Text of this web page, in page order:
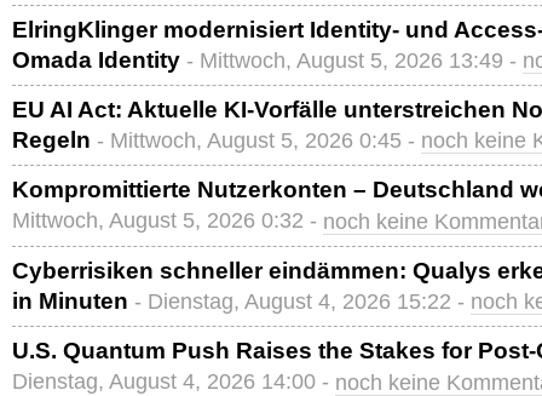
ElringKlinger modernisiert Identity- und
Omada Identity - Mittwoch, August 5, 2026 13:49 -
EU AI Act: Aktuelle KI-Vorfälle unterstreichen
Regeln - Mittwoch, August 5, 2026 0:45 - noch keine
Kompromittierte Nutzerkonten – Deutschland
Mittwoch, August 5, 2026 0:32 - noch keine
Cyberrisiken schneller eindämmen: Qualys
in Minuten - Dienstag, August 4, 2026 15:22 - noch
U.S. Quantum Push Raises the Stakes for
Dienstag, August 4, 2026 14:00 - noch keine